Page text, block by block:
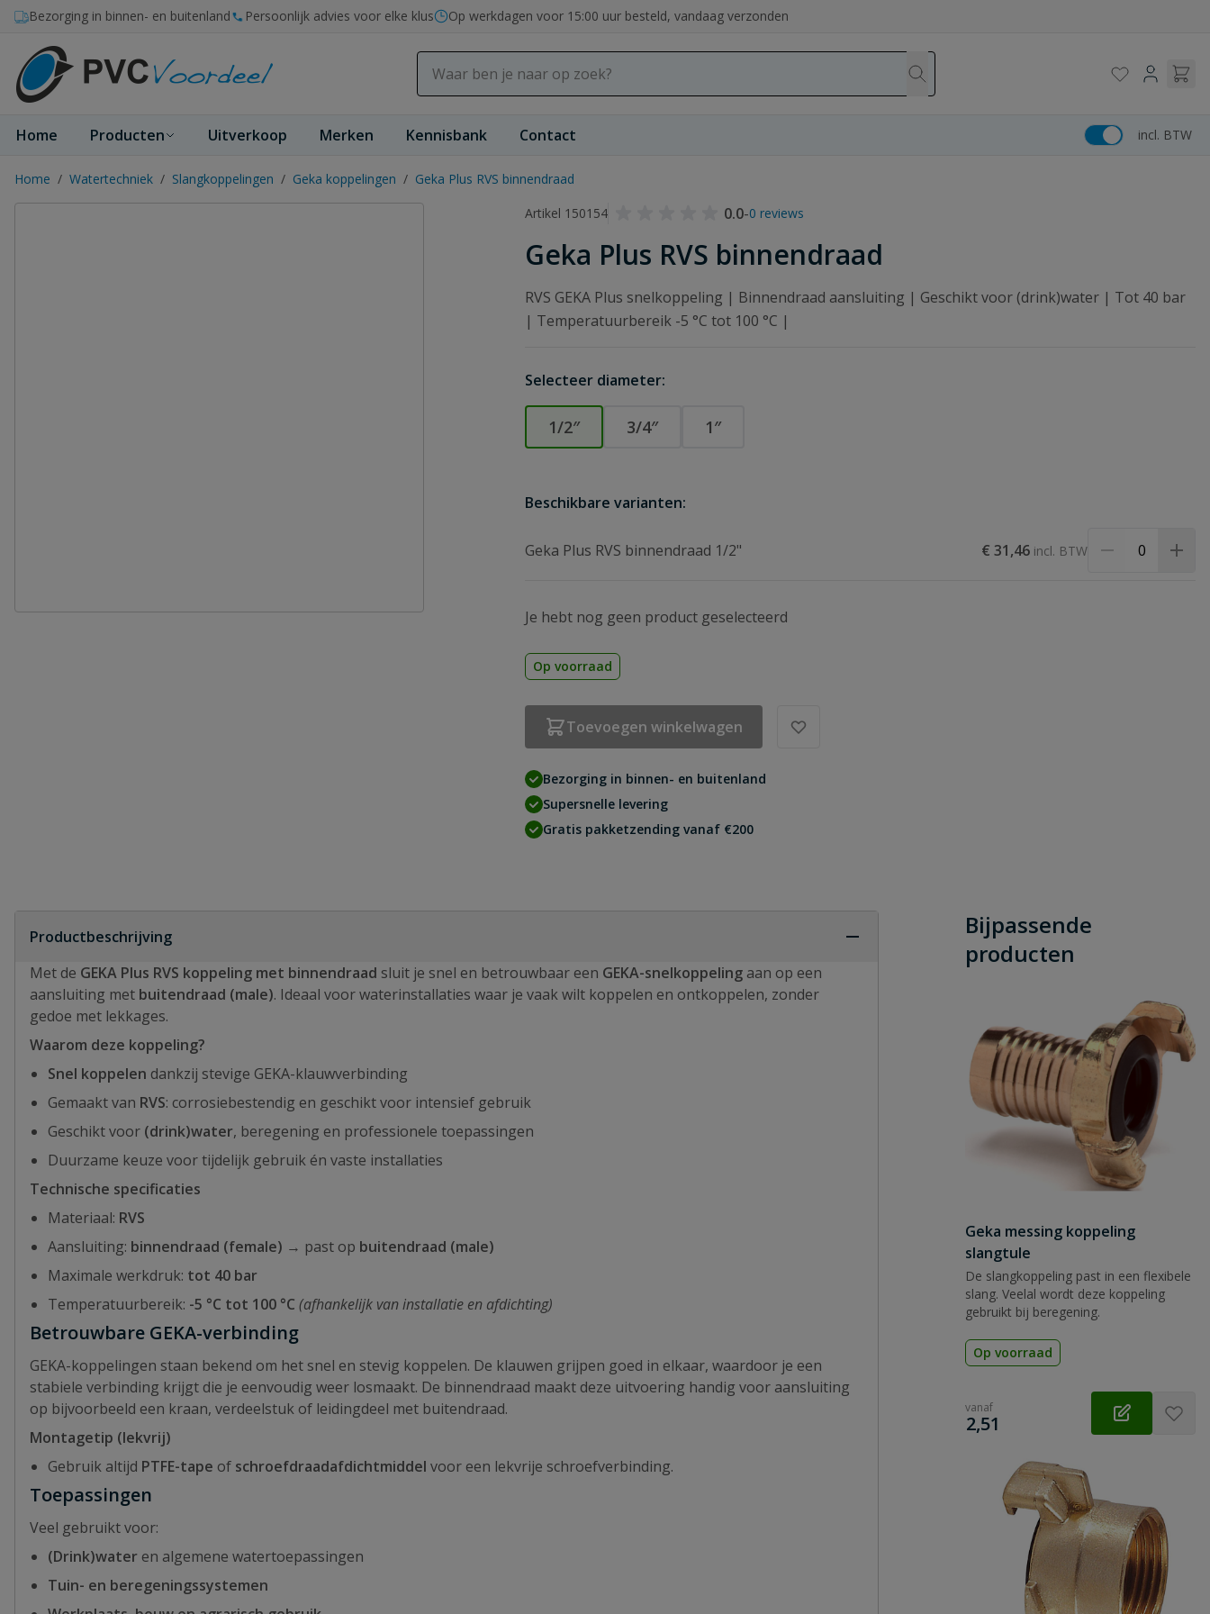
Ga naar de inhoud
Bezorging in binnen- en buitenland Persoonlijk advies voor elke klus Op werkdagen voor 15:00 uur besteld, vandaag verzonden
Home Producten Uitverkoop Merken Kennisbank Contact incl. BTW
Home / Watertechniek / Slangkoppelingen / Geka koppelingen / Geka Plus RVS binnendraad
Artikel 150154
0.0-0 reviews
Geka Plus RVS binnendraad
RVS GEKA Plus snelkoppeling | Binnendraad aansluiting | Geschikt voor (drink)water | Tot 40 bar
| Temperatuurbereik -5 °C tot 100 °C |
Selecteer diameter:
1/2″ 3/4″ 1″
Beschikbare varianten:
Geka Plus RVS binnendraad 1/2" € 31,46
Je hebt nog geen product geselecteerd
Op voorraad
Toevoegen winkelwagen
Bezorging in binnen- en buitenland
Supersnelle levering
Gratis pakketzending vanaf €200
Productbeschrijving
Met de GEKA Plus RVS koppeling met binnendraad sluit je snel en betrouwbaar een GEKA-snelkoppeling aan op een
aansluiting met buitendraad (male). Ideaal voor waterinstallaties waar je vaak wilt koppelen en ontkoppelen, zonder
gedoe met lekkages.
Waarom deze koppeling?
Snel koppelen dankzij stevige GEKA-klauwverbinding
Gemaakt van RVS: corrosiebestendig en geschikt voor intensief gebruik
Geschikt voor (drink)water, beregening en professionele toepassingen
Duurzame keuze voor tijdelijk gebruik én vaste installaties
Technische specificaties
Materiaal: RVS
Aansluiting: binnendraad (female) → past op buitendraad (male)
Maximale werkdruk: tot 40 bar
Temperatuurbereik: -5 °C tot 100 °C (afhankelijk van installatie en afdichting)
Betrouwbare GEKA-verbinding
GEKA-koppelingen staan bekend om het snel en stevig koppelen. De klauwen grijpen goed in elkaar, waardoor je een
stabiele verbinding krijgt die je eenvoudig weer losmaakt. De binnendraad maakt deze uitvoering handig voor aansluiting
op bijvoorbeeld een kraan, verdeelstuk of leidingdeel met buitendraad.
Montagetip (lekvrij)
Gebruik altijd PTFE-tape of schroefdraadafdichtmiddel voor een lekvrije schroefverbinding.
Toepassingen
Veel gebruikt voor:
(Drink)water en algemene watertoepassingen
Tuin- en beregeningssystemen
Bijpassende
producten
Geka messing koppeling
slangtule
De slangkoppeling past in een flexibele
slang. Veelal wordt deze koppeling
gebruikt bij beregening.
Op voorraad
vanaf
€
2,51